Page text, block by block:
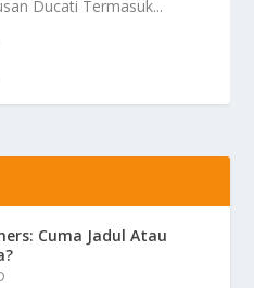
Ducati Termasuk...
Cuma Jadul Atau